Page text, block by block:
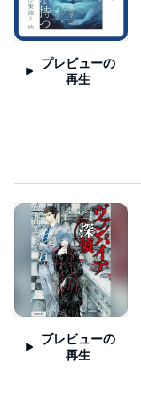
プレビューの
再生
プレビューの
再生